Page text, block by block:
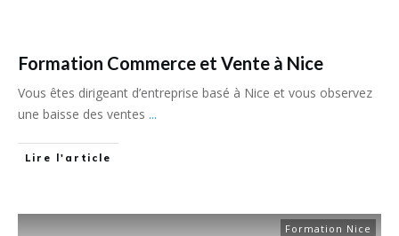
Formation Commerce et Vente à Nice
Vous êtes dirigeant d’entreprise basé à Nice et vous observez
une baisse des ventes ...
Lire l'article
Formation Nice